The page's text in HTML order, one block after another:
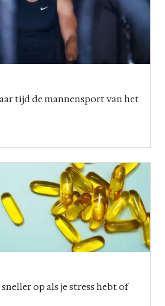
tijd de mannensport van het
op als je stress hebt of